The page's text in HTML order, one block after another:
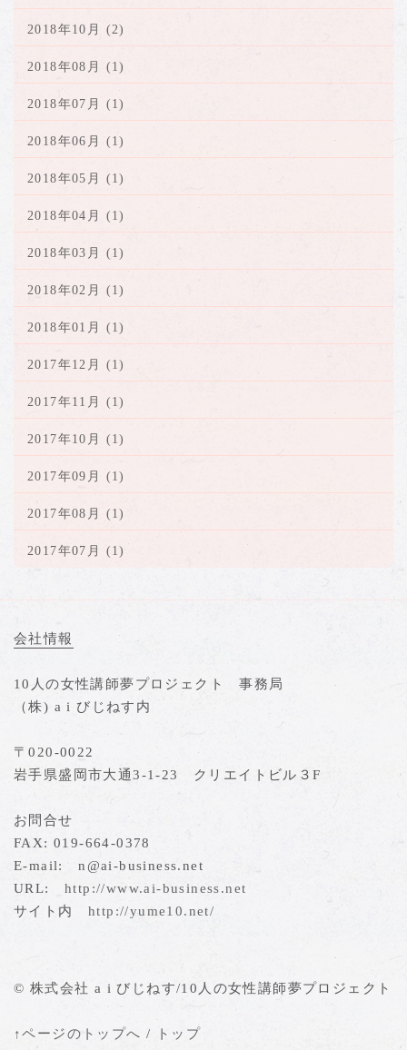
2018年10月 (2)
2018年08月 (1)
2018年07月 (1)
2018年06月 (1)
2018年05月 (1)
2018年04月 (1)
2018年03月 (1)
2018年02月 (1)
2018年01月 (1)
2017年12月 (1)
2017年11月 (1)
2017年10月 (1)
2017年09月 (1)
2017年08月 (1)
2017年07月 (1)
会社情報
10人の女性講師夢プロジェクト 事務局
（株) a i びじねす内
〒020-0022
岩手県盛岡市大通3-1-23 クリエイトビル３F
お問合せ
FAX: 019-664-0378
E-mail: n@ai-business.net
URL: http://www.ai-business.net
サイト内 http://yume10.net/
© 株式会社 a i びじねす/10人の女性講師夢プロジェクト
↑ページのトップへ / トップ